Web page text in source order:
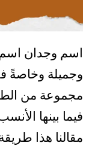
اسم وجدان اسم
وجميلة وخاصةً
مجموعة من
فيما بينها
مقالنا هذا